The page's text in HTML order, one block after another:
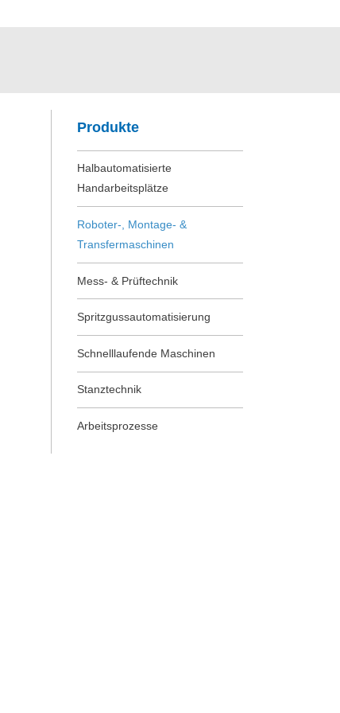
Produkte
Halbautomatisierte
Handarbeitsplätze
Roboter-, Montage- &
Transfermaschinen
Mess- & Prüftechnik
Spritzgussautomatisierung
Schnelllaufende Maschinen
Stanztechnik
Arbeitsprozesse